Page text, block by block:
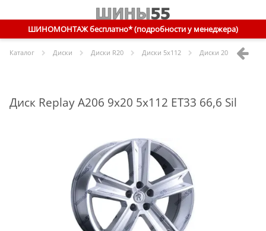
ШИНОМОНТАЖ бесплатно* (подробности у менеджера)
Каталог Диски Диски R20 Диски 5x112 Диски 20 5x112 ET33
Диск Replay A206 9x20 5x112 ET33 66,6 Sil